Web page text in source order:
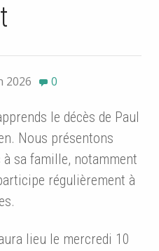
2026 0
le décès de Paul
Nous présentons
sa famille, notamment
régulièrement à
lieu le mercredi 10